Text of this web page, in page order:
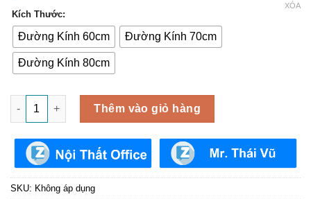
Kích Thước:
Đường Kính 60cm Đường Kính 70cm
Đường Kính 80cm
XÓA
Bàn Tròn Tiếp Khách Văn Phòng - Showroom GCF-011 số
Thêm vào giỏ hàng
SKU: Không áp dụng